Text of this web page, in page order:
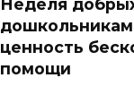
дошкольникам
ценность
помощи